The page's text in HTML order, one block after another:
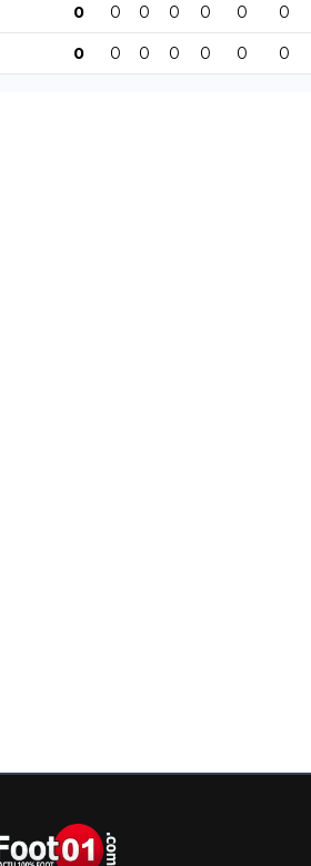
0 0 0 0 0 0 0
0 0 0 0 0 0 0